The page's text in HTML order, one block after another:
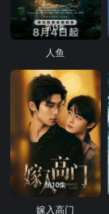
第11集
人鱼
第10集
嫁入高门